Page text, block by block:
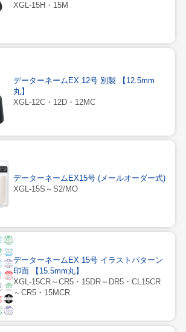
XGL-15H・15M
データーネームEX 12号 別製 【12.5mm
丸】
XGL-12C・12D・12MC
データーネームEX15号 (メールオーダー式)
XGL-15S～S2/MO
データーネームEX 15号 イラストパターン
印面 【15.5mm丸】
XGL-15CR～CR5・15DR～DR5・CL15CR
～CR5・15MCR